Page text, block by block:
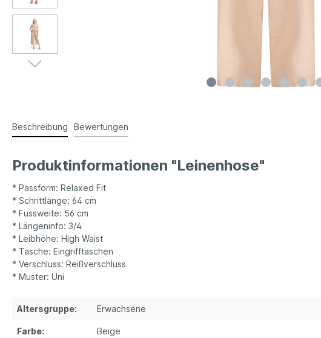
Beschreibung Bewertungen
Produktinformationen "Leinenhose"
* Passform: Relaxed Fit
* Schrittlänge: 64 cm
* Fussweite: 56 cm
* Längeninfo: 3/4
* Leibhöhe: High Waist
* Tasche: Eingrifftaschen
* Verschluss: Reißverschluss
* Muster: Uni
Altersgruppe: Erwachsene
Farbe: Beige